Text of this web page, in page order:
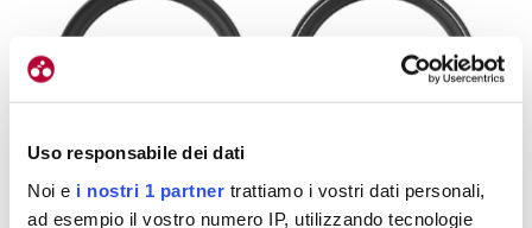
Uso responsabile dei dati
Noi e i nostri 1 partner trattiamo i vostri dati personali,
ad esempio il vostro numero IP, utilizzando tecnologie